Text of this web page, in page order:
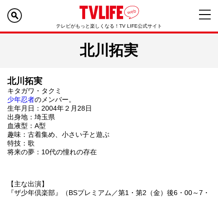
テレビがもっと楽しくなる！TV LIFE公式サイト
北川拓実
北川拓実
キタガワ・タクミ
少年忍者のメンバー。
生年月日：2004年２月28日
出身地：埼玉県
血液型：A型
趣味：古着集め、小さい子と遊ぶ
特技：歌
将来の夢：10代の憧れの存在
【主な出演】
『ザ少年倶楽部』（BSプレミアム／第1・第2（金）後6・00～7・